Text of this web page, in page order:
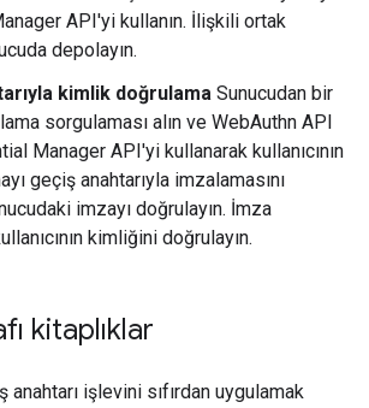
API'yi kullanın. İlişkili ortak
depolayın.
kimlik doğrulama Sunucudan bir
sorgulaması alın ve WebAuthn API
Manager API'yi kullanarak kullanıcının
geçiş anahtarıyla imzalamasını
imzayı doğrulayın. İmza
kimliğini doğrulayın.
kitaplıklar
anahtarı işlevini sıfırdan uygulamak